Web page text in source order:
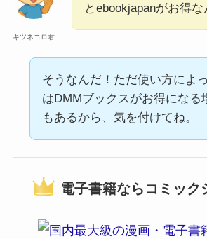
キツネコロ君
とebookjapanがお得な
そうなんだ！ただ使い方によ
はDMMブックスがお得になる
もあるから、気を付けてね。
電子書籍ならコミック